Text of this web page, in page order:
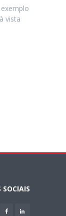
vista
SOCIAIS